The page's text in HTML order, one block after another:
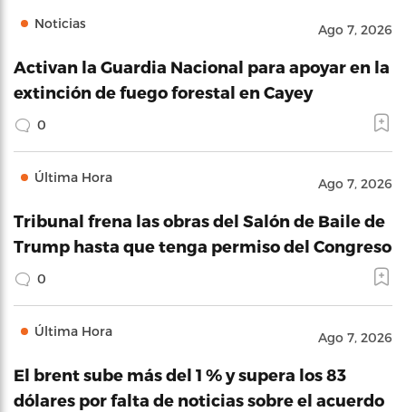
Noticias Ago 7, 2026
Activan la Guardia Nacional para apoyar en la
extinción de fuego forestal en Cayey
0
Última Hora Ago 7, 2026
Tribunal frena las obras del Salón de Baile de
Trump hasta que tenga permiso del Congreso
0
Última Hora Ago 7, 2026
El brent sube más del 1 % y supera los 83
dólares por falta de noticias sobre el acuerdo